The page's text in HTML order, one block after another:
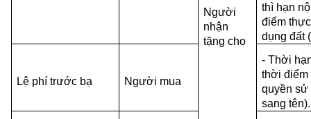
Người
nhận
tặng cho
thì hạn
điểm
dụng đất
Lệ phí trước bạ Người mua
- Thời
thời điểm
quyền sử
sang tên).